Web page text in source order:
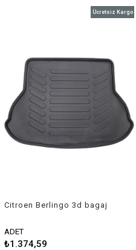
Citroen Berlingo 3d bagaj
ADET
₺1.374,59
Ücretsiz Kargo